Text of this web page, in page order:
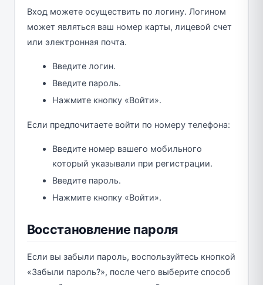
Вход можете осуществить по логину. Логином
может являться ваш номер карты, лицевой счет
или электронная почта.
Введите логин.
Введите пароль.
Нажмите кнопку «Войти».
Если предпочитаете войти по номеру телефона:
Введите номер вашего мобильного
который указывали при регистрации.
Введите пароль.
Нажмите кнопку «Войти».
Восстановление пароля
Если вы забыли пароль, воспользуйтесь кнопкой
«Забыли пароль?», после чего выберите способ